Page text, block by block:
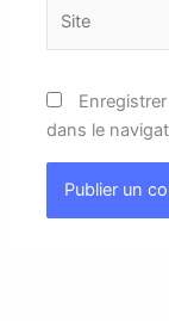
dans le